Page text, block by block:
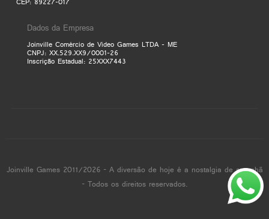
CEP: 89227-017
Dados da Empresa
Joinville Comércio de Video Games LTDA - ME
CNPJ: XX.529.XX9/0001-26
Inscrição Estadual: 25XXX7443
Joinville Games 2011/2026 - A diversão de hoje é a nostalgia de amanhã
- Todos os direitos reservados.